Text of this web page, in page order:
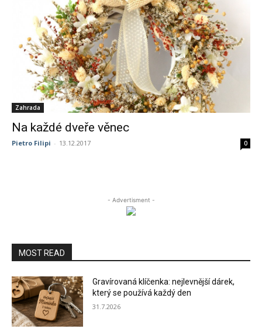
Zahrada
Na každé dveře věnec
Pietro Filipi - 13.12.2017 0
- Advertisment -
MOST READ
Gravírovaná klíčenka: nejlevnější dárek,
který se používá každý den
31.7.2026